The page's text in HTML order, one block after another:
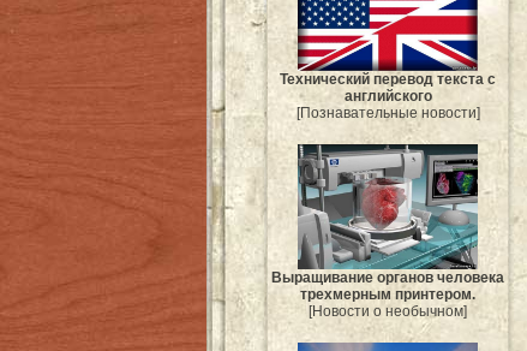
Технический перевод текста с
английского
[Познавательные новости]
Выращивание органов человека
трехмерным принтером.
[Новости о необычном]